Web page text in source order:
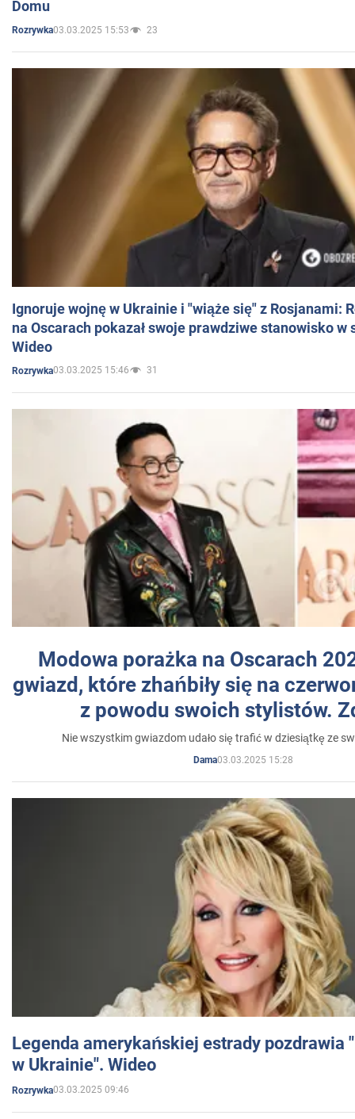
Domu
Rozrywka03.03.2025 15:53 23
Ignoruje wojnę w Ukrainie i "wiąże się" z Rosjanami:
na Oscarach pokazał swoje prawdziwe stanowisko w
Wideo
Rozrywka03.03.2025 15:46 31
Modowa porażka na Oscarach
gwiazd, które zhańbiły się na
z powodu swoich stylistów.
Nie wszystkim gwiazdom udało się trafić w dziesiątkę ze
Dama03.03.2025 15:28
Legenda amerykańskiej estrady pozdrawia
w Ukrainie". Wideo
Rozrywka03.03.2025 09:46